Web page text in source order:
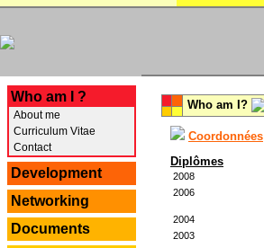
Who am I ?
About me
Curriculum Vitae
Contact
Development
Networking
Documents
Who am I?
Coordonnées
Diplômes
2008
2006
2004
2003